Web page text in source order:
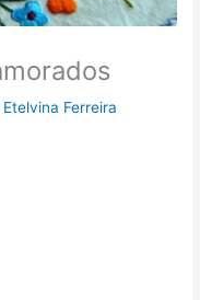
Etelvina Ferreira